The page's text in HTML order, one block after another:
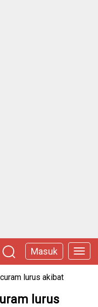
Masuk
lurus akibat
lurus